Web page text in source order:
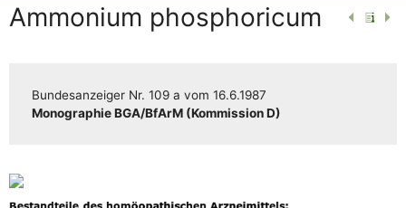
Ammonium phosphoricum
Bun­des­an­zei­ger Nr. 109 a vom 16.6.1987
Mono­gra­phie BGA/​​BfArM (Kom­mis­si­on D)